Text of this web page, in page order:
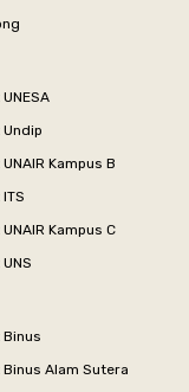
Kampus B
Kampus C
Alam Sutera